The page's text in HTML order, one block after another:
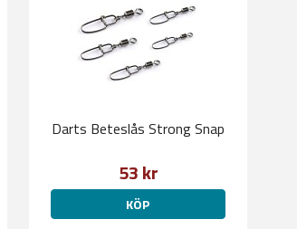
Darts Beteslås Strong Snap
53 kr
KÖP